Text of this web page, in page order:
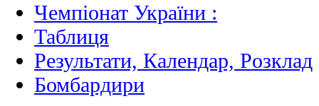
Чемпіонат України :
Таблиця
Результати, Календар, Poзклад
Бомбардири